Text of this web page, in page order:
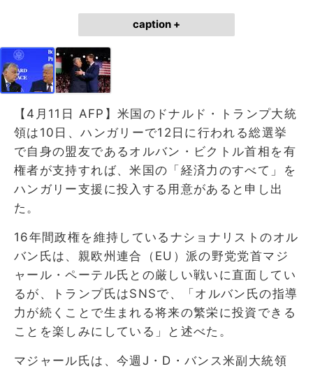
caption +
【4月11日 AFP】米国のドナルド・トランプ大統
領は10日、ハンガリーで12日に行われる総選挙
で自身の盟友であるオルバン・ビクトル首相を有
権者が支持すれば、米国の「経済力のすべて」を
ハンガリー支援に投入する用意があると申し出
た。
16年間政権を維持しているナショナリストのオル
バン氏は、親欧州連合（EU）派の野党党首マジ
ャール・ペーテル氏との厳しい戦いに直面してい
るが、トランプ氏はSNSで、「オルバン氏の指導
力が続くことで生まれる将来の繁栄に投資できる
ことを楽しみにしている」と述べた。
マジャール氏は、今週J・D・バンス米副大統領